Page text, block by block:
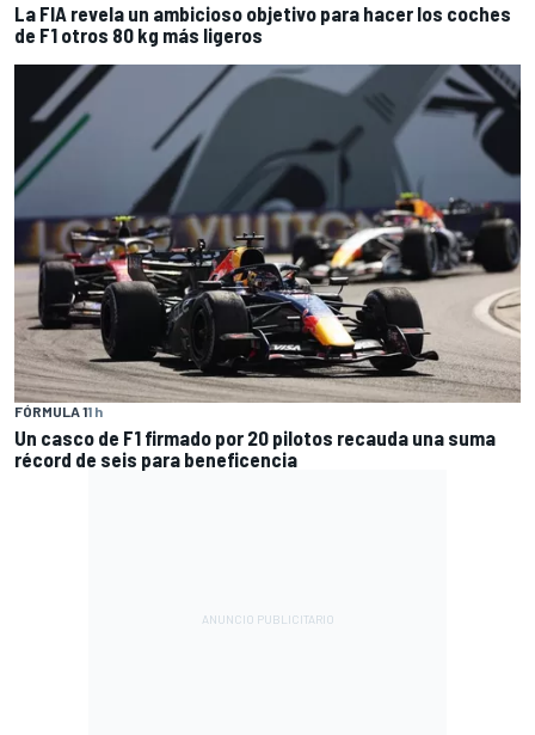
La FIA revela un ambicioso objetivo para hacer los coches
de F1 otros 80 kg más ligeros
FÓRMULA 11 h
Un casco de F1 firmado por 20 pilotos recauda una suma
récord de seis para beneficencia